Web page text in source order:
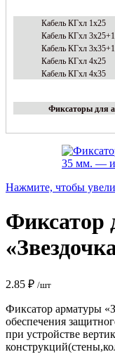
Кабель КГхл 1х25
Кабель КГхл
Кабель КГхл
Кабель КГхл 4х25
Кабель КГхл 4х35
Фиксаторы для
Нажмите, чтобы
Фиксатор
2.85 ₽ /шт
Фиксатор арматуры
обеспечения
при устройстве